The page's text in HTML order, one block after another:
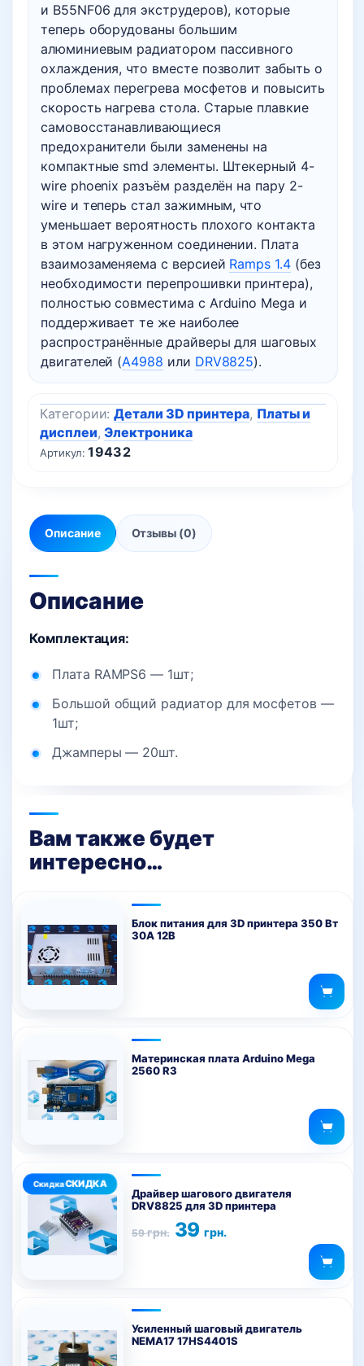
и B55NF06 для экструдеров), которые
теперь оборудованы большим
алюминиевым радиатором пассивного
охлаждения, что вместе позволит забыть о
проблемах перегрева мосфетов и повысить
скорость нагрева стола. Старые плавкие
самовосстанавливающиеся
предохранители были заменены на
компактные smd элементы. Штекерный 4-
wire phoenix разъём разделён на пару 2-
wire и теперь стал зажимным, что
уменьшает вероятность плохого контакта
в этом нагруженном соединении. Плата
взаимозаменяема с версией Ramps 1.4(без
необходимости перепрошивки принтера),
полностью совместима с Arduino Mega и
поддерживает те же наиболее
распространённые драйверы для шаговых
двигателей (А4988 или DRV8825).
Артикул:19432
Категории:Детали 3D принтера, Платы и
дисплеи,Электроника
Описание Отзывы (0)
Описание
Комплектация:
Плата RAMPS6 — 1шт;
Большой общий радиатор для мосфетов —
1шт;
Джамперы — 20шт.
Вам также будет
интересно…
Блок питания для 3D принтера 350 Вт
30А 12В
Материнская плата Arduino Mega
2560 R3
Драйвер шагового двигателя
DRV8825 для 3D принтера
59грн.
Первоначальная
цена
39грн.
Текущая
цена:
Усиленный шаговый двигатель
NEMA17 17HS4401S